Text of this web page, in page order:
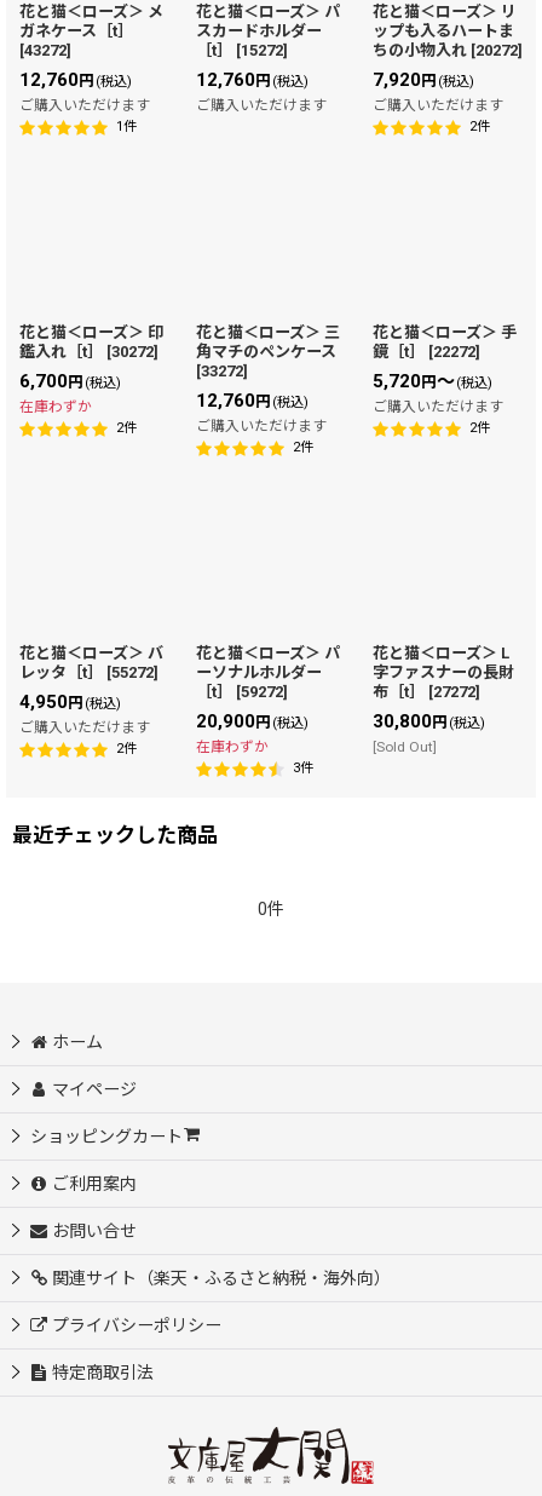
花と猫＜ローズ＞ メ
ガネケース［t］
[43272]
12,760円 (税込)
ご購入いただけます
1件
花と猫＜ローズ＞ パ
スカードホルダー
［t］
[15272]
12,760円 (税込)
ご購入いただけます
花と猫＜ローズ＞ リ
ップも入るハートま
ちの小物入れ [20272]
7,920円 (税込)
ご購入いただけます
2件
花と猫＜ローズ＞ 印
鑑入れ［t］
[30272]
6,700円 (税込)
在庫わずか
2件
花と猫＜ローズ＞ 三
角マチのペンケース
[33272]
12,760円 (税込)
ご購入いただけます
2件
花と猫＜ローズ＞ 手
鏡［t］
[22272]
5,720円～(税込)
ご購入いただけます
2件
花と猫＜ローズ＞ バ
レッタ［t］
[55272]
4,950円 (税込)
ご購入いただけます
2件
花と猫＜ローズ＞ パ
ーソナルホルダー
［t］
[59272]
20,900円 (税込)
在庫わずか
3件
花と猫＜ローズ＞ L
字ファスナーの長財
布［t］
[27272]
30,800円 (税込)
[Sold Out]
最近チェックした商品
0件
ホーム
マイページ
ショッピングカート
ご利用案内
お問い合せ
関連サイト（楽天・ふるさと納税・海外向）
プライバシーポリシー
特定商取引法